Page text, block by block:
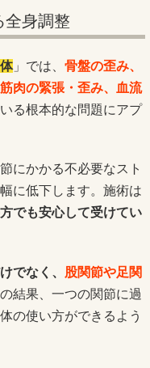
全身調整
」では、 骨盤の歪み、
肉の緊張・歪み、血流
る根本的な問題にアプ
にかかる不必要なスト
に低下します。施術は
でも安心して受けてい
でなく、 股関節や足関
結果、一つの関節に過
の使い方ができるよう